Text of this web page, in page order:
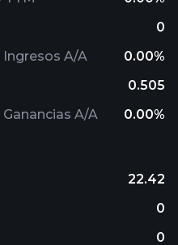
0
A/A
0.00%
0.505
A/A
0.00%
22.42
0
0